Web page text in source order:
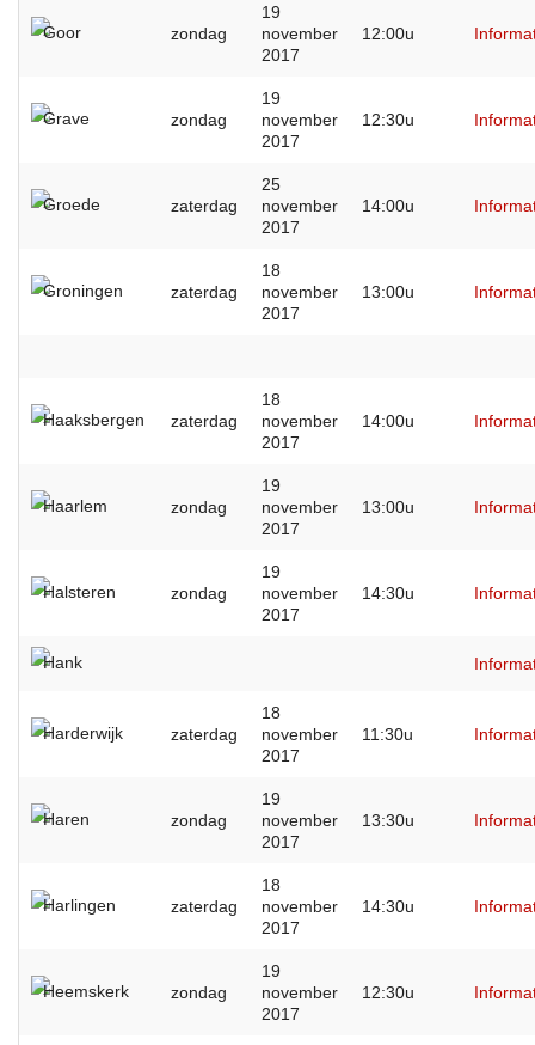
Goor zondag
19
november
2017
12:00u
Grave zondag
19
november
2017
12:30u
Groede zaterdag
25
november
2017
14:00u
Groningen zaterdag
18
november
2017
13:00u
Haaksbergen zaterdag
18
november
2017
14:00u
Haarlem zondag
19
november
2017
13:00u
Halsteren zondag
19
november
2017
14:30u
Hank
Harderwijk zaterdag
18
november
2017
11:30u
Haren zondag
19
november
2017
13:30u
Harlingen zaterdag
18
november
2017
14:30u
Heemskerk zondag
19
november
2017
12:30u